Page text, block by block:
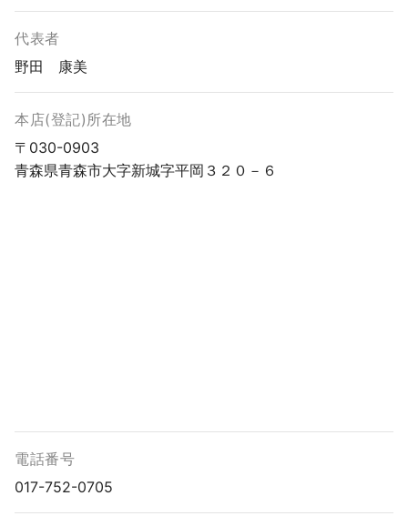
代表者
野田 康美
本店(登記)所在地
〒030-0903
青森県青森市大字新城字平岡３２０－６
電話番号
017-752-0705